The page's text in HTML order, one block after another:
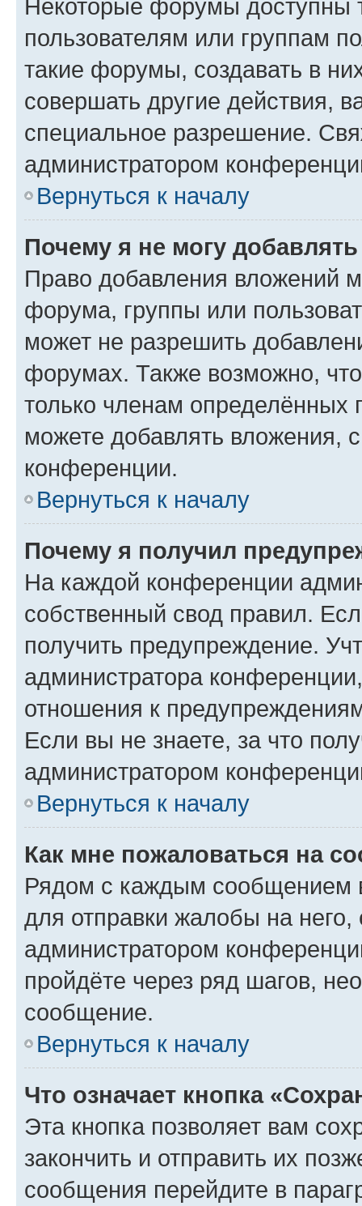
Некоторые форумы доступны
пользователям или группам
такие форумы, создавать в
совершать другие действия,
специальное разрешение.
администратором
Вернуться к началу
Почему я не могу
Право добавления вложений
форума, группы или
может не разрешить
форумах. Также возможно,
только членам определённых
можете добавлять вложения,
конференции.
Вернуться к началу
Почему я получил
На каждой конференции
собственный свод правил.
получить предупреждение.
администратора
отношения к
Если вы не знаете, за что
администратором
Вернуться к началу
Как мне пожаловаться на
Рядом с каждым сообщением
для отправки жалобы на
администратором
пройдёте через ряд шагов,
сообщение.
Вернуться к началу
Что означает кнопка
Эта кнопка позволяет вам
закончить и отправить их
сообщения перейдите в